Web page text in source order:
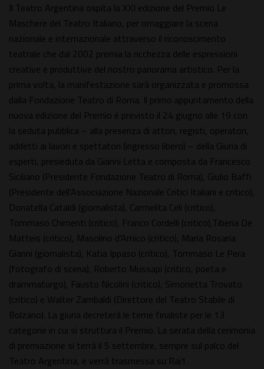
Il Teatro Argentina ospita la XXI edizione del Premio Le
Maschere del Teatro Italiano, per omaggiare la scena
nazionale e internazionale attraverso il riconoscimento
teatrale che dal 2002 premia la ricchezza delle espressioni
creative e produttive del nostro panorama artistico. Per la
prima volta, la manifestazione sarà organizzata e promossa
dalla Fondazione Teatro di Roma. Il primo appuntamento della
nuova edizione del Premio è previsto il 24 giugno alle 19 con
la seduta pubblica – alla presenza di attori, registi, operatori,
addetti ai lavori e spettatori (ingresso libero) – della Giuria di
esperti, presieduta da Gianni Letta e composta da Francesco
Siciliano (Presidente Fondazione Teatro di Roma), Giulio Baffi
(Presidente dell'Associazione Nazionale Critici Italiani e critico),
Donatella Cataldi (giornalista), Carmelita Celi (critico),
Tommaso Chimenti (critico), Franco Cordelli (critico),Tiberia De
Matteis (critico), Masolino d'Amico (critico), Maria Rosaria
Gianni (giornalista), Katia Ippaso (critico), Tommaso Le Pera
(fotografo di scena), Roberto Mussapi (critico, poeta e
drammaturgo), Fausto Nicolini (critico), Simonetta Trovato
(critico) e Walter Zambaldi (Direttore del Teatro Stabile di
Bolzano). La giuria decreterà le terne finaliste per le 13
categorie in cui si struttura il Premio. La serata della cerimonia
di premiazione si terrà il 5 settembre, sempre sul palco del
Teatro Argentina, e verrà trasmessa su Rai1.